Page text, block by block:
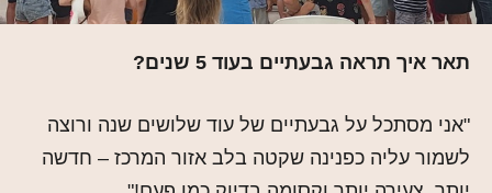
תאר איך תראה גבעתיים בעוד 5 שנים?
"אני מסתכל על גבעתיים של עוד שלושים שנה ורוצה
לשמור עליה כפנינה שקטה בלב אזור המרכז – חדשה